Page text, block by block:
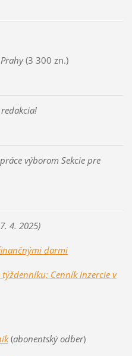
(3 300 zn.)
výborom Sekcie pre
4. 2025)
nčnými darmi
Cenník inzercie v
(abonentský odber)